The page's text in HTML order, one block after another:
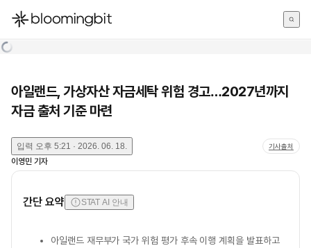
한국어
아일랜드, 가상자산 자금세탁 위험 경고…2027년까지
자금 출처 기준 마련
입력 오후 5:21 · 2026. 06. 18. 기사출처
이영민 기자
간단 요약 STAT AI 안내
아일랜드 재무부가 국가 위험 평가 후속 이행 계획을 발표하고